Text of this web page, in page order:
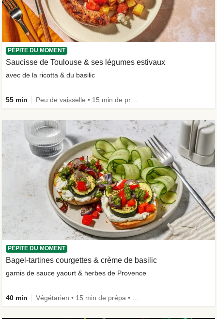
PÉPITE DU MOMENT
Saucisse de Toulouse & ses légumes estivaux
avec de la ricotta & du basilic
55 min
PÉPITE DU MOMENT
Bagel-tartines courgettes & crème de basilic
garnis de sauce yaourt & herbes de Provence
40 min